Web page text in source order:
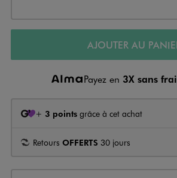
AJOUTER AU
Payez en 3X sans
+ 3 points grâce à cet achat
Retours OFFERTS 30 jours